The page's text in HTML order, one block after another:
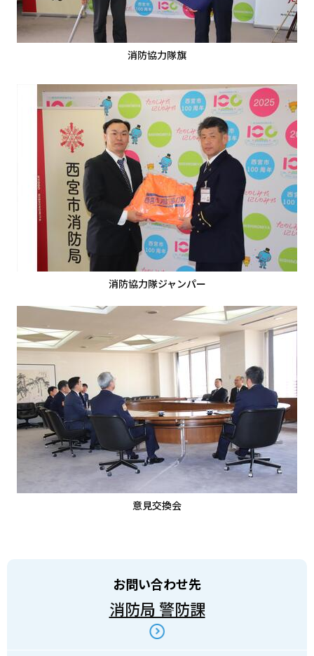
消防協力隊旗
消防協力隊ジャンパー
意見交換会
お問い合わせ先
消防局 警防課